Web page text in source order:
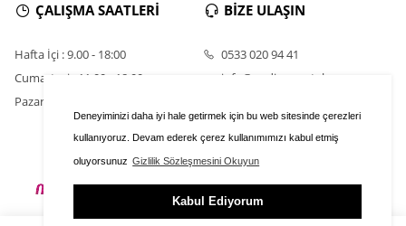
Deneyiminizi daha iyi hale getirmek için bu web sitesinde çerezleri
kullanıyoruz. Devam ederek çerez kullanımımızı kabul etmiş
oluyorsunuz Gizlilik Sözleşmesini Okuyun
Kabul Ediyorum
ÇALIŞMA SAATLERİ
Hafta İçi : 9.00 - 18:00
Cumartesi : 11.00 - 18:00
Pazar : Kapalı
BİZE ULAŞIN
0533 020 94 41
info@nadirsumetal.com